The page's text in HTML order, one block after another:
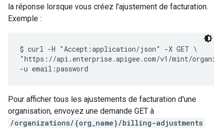
la réponse lorsque vous créez l'ajustement de facturation.
Exemple :
$ curl -H "Accept:application/json" -X GET \
"https://api.enterprise.apigee.com/v1/mint/
Pour afficher tous les ajustements de facturation d'une
organisation, envoyez une demande GET à
/organizations/{org_name}/billing-adjustments